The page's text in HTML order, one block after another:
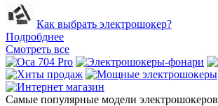
Как выбрать электрошокер?
Подробднее
Смотреть все
Самые популярные модели электрошокеров